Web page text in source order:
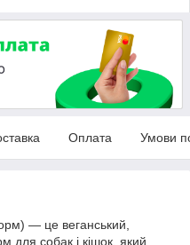
Оплата Умови
— це веганський,
для собак і кішок, який